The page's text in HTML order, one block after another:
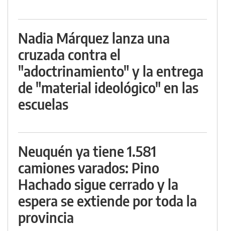
Nadia Márquez lanza una
cruzada contra el
"adoctrinamiento" y la entrega
de "material ideológico" en las
escuelas
Neuquén ya tiene 1.581
camiones varados: Pino
Hachado sigue cerrado y la
espera se extiende por toda la
provincia